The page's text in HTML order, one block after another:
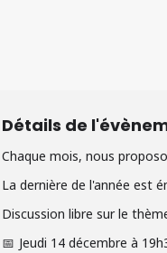
Détails de
Chaque mois, nous
La dernière de l'année est
Discussion libre sur le
📅 Jeudi 14 décembre à